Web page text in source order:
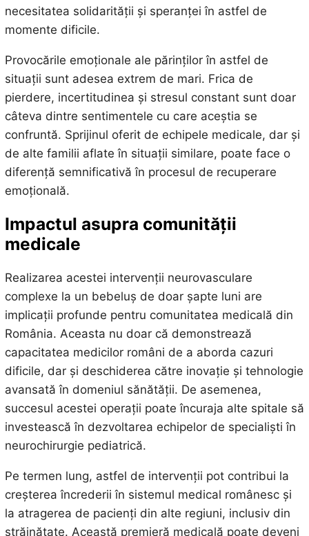
necesitatea solidarității și speranței în astfel de
momente dificile.
Provocările emoționale ale părinților în astfel de
situații sunt adesea extrem de mari. Frica de
pierdere, incertitudinea și stresul constant sunt doar
câteva dintre sentimentele cu care aceștia se
confruntă. Sprijinul oferit de echipele medicale, dar și
de alte familii aflate în situații similare, poate face o
diferență semnificativă în procesul de recuperare
emoțională.
Impactul asupra comunității
medicale
Realizarea acestei intervenții neurovasculare
complexe la un bebeluș de doar șapte luni are
implicații profunde pentru comunitatea medicală din
România. Aceasta nu doar că demonstrează
capacitatea medicilor români de a aborda cazuri
dificile, dar și deschiderea către inovație și tehnologie
avansată în domeniul sănătății. De asemenea,
succesul acestei operații poate încuraja alte spitale să
investească în dezvoltarea echipelor de specialiști în
neurochirurgie pediatrică.
Pe termen lung, astfel de intervenții pot contribui la
creșterea încrederii în sistemul medical românesc și
la atragerea de pacienți din alte regiuni, inclusiv din
străinătate. Această premieră medicală poate deveni